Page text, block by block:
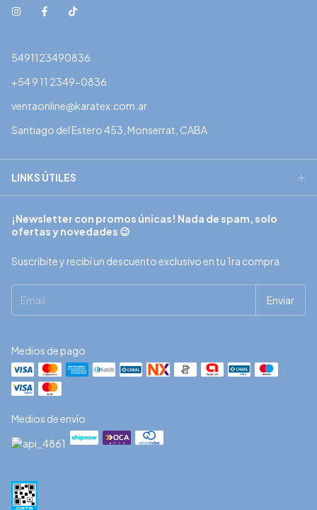
5491123490836
+54 9 11 2349-0836
ventaonline@karatex.com.ar
Santiago del Estero 453, Monserrat, CABA
LINKS ÚTILES
¡Newsletter con promos únicas! Nada de spam, solo
ofertas y novedades 😉
Suscribite y recibí un descuento exclusivo en tu 1ra compra
Medios de pago
Medios de envío